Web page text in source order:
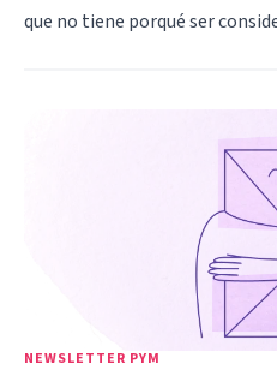
que no tiene porqué ser
NEWSLETTER PYM